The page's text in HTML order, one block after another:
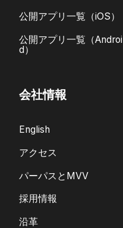
公開アプリ一覧（iOS）
公開アプリ一覧（Androi
d）
会社情報
English
アクセス
パーパスとMVV
採用情報
沿革